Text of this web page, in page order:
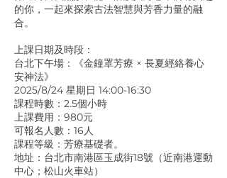
的你，一起來探索古法智慧與芳香力量的融
合。
上課日期及時段：
台北下午場：《金鐘罩芳療 × 長夏經絡養心
安神法》
2025/8/24 星期日 14:00-16:30
課程時數：2.5個小時
上課費用：980元
可報名人數：16人
課程等級：芳療基礎者。
地址：台北市南港區玉成街18號（近南港運動
中心；松山火車站）